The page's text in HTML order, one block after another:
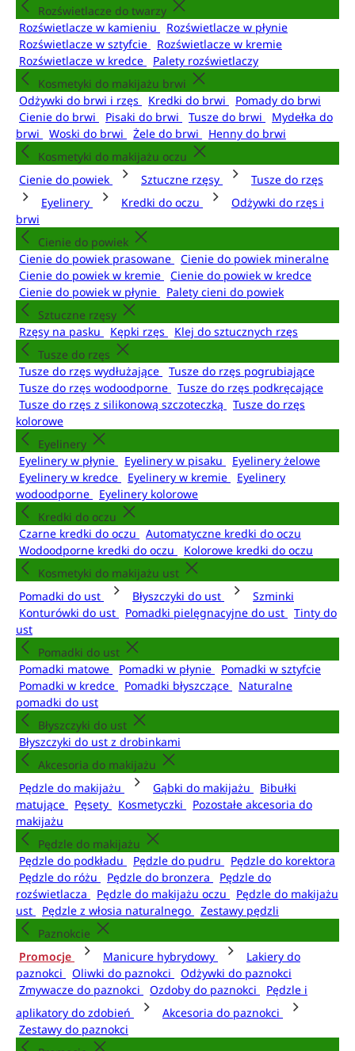
Rozświetlacze do twarzy
Rozświetlacze w kamieniu
Rozświetlacze w płynie
Rozświetlacze w sztyfcie
Rozświetlacze w kremie
Rozświetlacze w kredce
Palety rozświetlaczy
Kosmetyki do makijażu brwi
Odżywki do brwi i rzęs
Kredki do brwi
Pomady do brwi
Cienie do brwi
Pisaki do brwi Tusze do brwi
Mydełka do
brwi
Woski do brwi Żele do brwi
Henny do brwi
Kosmetyki do makijażu oczu
Cienie do powiek
Sztuczne rzęsy
Tusze do rzęs
Eyelinery
Kredki do oczu
Odżywki do rzęs i
brwi
Cienie do powiek
Cienie do powiek prasowane
Cienie do powiek mineralne
Cienie do powiek w kremie
Cienie do powiek w kredce
Cienie do powiek w płynie
Palety cieni do powiek
Sztuczne rzęsy
Rzęsy na pasku
Kępki rzęs
Klej do sztucznych rzęs
Tusze do rzęs
Tusze do rzęs wydłużające
Tusze do rzęs pogrubiające
Tusze do rzęs wodoodporne
Tusze do rzęs podkręcające
Tusze do rzęs z silikonową szczoteczką
Tusze do rzęs
kolorowe
Eyelinery
Eyelinery w płynie
Eyelinery w pisaku
Eyelinery żelowe
Eyelinery w kredce
Eyelinery w kremie
Eyelinery
wodoodporne
Eyelinery kolorowe
Kredki do oczu
Czarne kredki do oczu
Automatyczne kredki do oczu
Wodoodporne kredki do oczu
Kolorowe kredki do oczu
Kosmetyki do makijażu ust
Pomadki do ust
Błyszczyki do ust
Szminki
Konturówki do ust
Pomadki pielęgnacyjne do ust
Tinty do
ust
Pomadki do ust
Pomadki matowe
Pomadki w płynie
Pomadki w sztyfcie
Pomadki w kredce
Pomadki błyszczące
Naturalne
pomadki do ust
Błyszczyki do ust
Błyszczyki do ust z drobinkami
Akcesoria do makijażu
Pędzle do makijażu
Gąbki do makijażu
Bibułki
matujące
Pęsety Kosmetyczki
Pozostałe akcesoria do
makijażu
Pędzle do makijażu
Pędzle do podkładu
Pędzle do pudru
Pędzle do korektora
Pędzle do różu
Pędzle do bronzera
Pędzle do
rozświetlacza
Pędzle do makijażu oczu
Pędzle do makijażu
ust
Pędzle z włosia naturalnego
Zestawy pędzli
Paznokcie
Promocje
Manicure hybrydowy
Lakiery do
paznokci
Oliwki do paznokci
Odżywki do paznokci
Zmywacze do paznokci
Ozdoby do paznokci
Pędzle i
aplikatory do zdobień
Akcesoria do paznokci
Zestawy do paznokci